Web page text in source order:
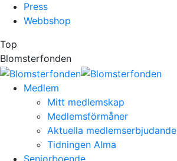
Press
Webbshop
Top
Blomsterfonden
Medlem
Mitt medlemskap
Medlemsförmåner
Aktuella
Tidningen Alma
Seniorboende